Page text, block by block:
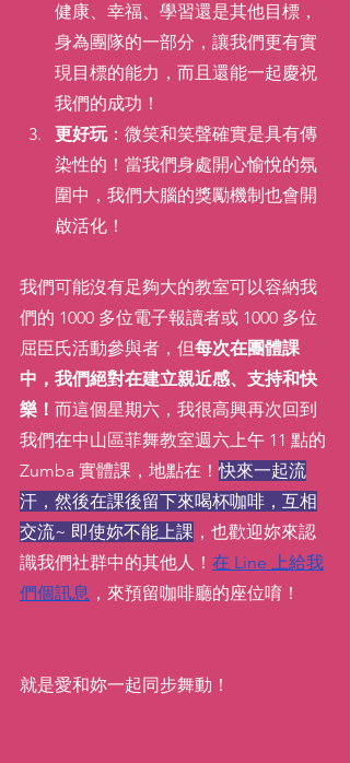
健康、幸福、學習還是其他目標，
身為團隊的一部分，讓我們更有實
現目標的能力，而且還能一起慶祝
我們的成功！
更好玩：微笑和笑聲確實是具有傳
染性的！當我們身處開心愉悅的氛
圍中，我們大腦的獎勵機制也會開
啟活化！
我們可能沒有足夠大的教室可以容納我
們的 1000 多位電子報讀者或 1000 多位
屈臣氏活動參與者，但每次在團體課
中，我們絕對在建立親近感、支持和快
樂！ 而這個星期六，我很高興再次回到
我們在中山區菲舞教室週六上午 11 點的
Zumba 實體課，地點在！快來一起流
汗，然後在課後留下來喝杯咖啡，互相
交流~ 即使妳不能上課 ，也歡迎妳來認
識我們社群中的其他人！ 在 Line 上給我
們個訊息 ，來預留咖啡廳的座位唷！
就是愛和妳一起同步舞動！